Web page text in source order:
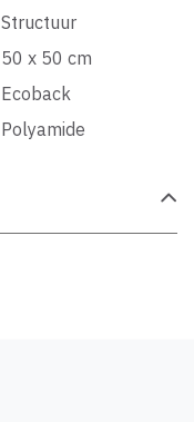
Structuur
50 x 50 cm
Ecoback
Polyamide